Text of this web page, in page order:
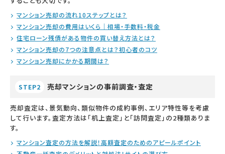
マンション売却の流れ10ステップとは？
マンション売却の費用はいくら｜相場・手数料・税金
住宅ローン残債がある物件の買い替え方法とは？
マンション売却の7つの注意点とは？初心者のコツ
マンション売却にかかる期間は？
STEP2 売却マンションの事前調査・査定
売却査定は、景気動向、類似物件の成約事例、エリア特性等を考慮
して行います。査定方法は「机上査定」と「訪問査定」の2種類ありま
す。
マンション査定の方法を解説！高額査定のためのアピールポイント